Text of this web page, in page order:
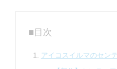
■目次
アイコスイルマのセン